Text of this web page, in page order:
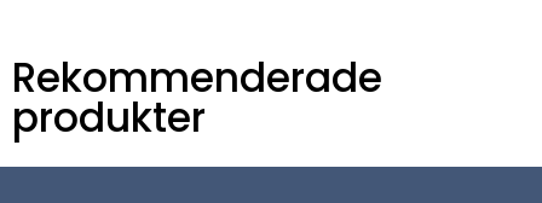
Rekommenderade
produkter